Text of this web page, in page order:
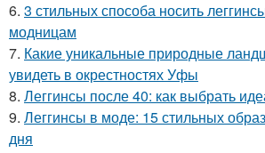
6. 3 стильных способа носить
модницам
7. Какие уникальные природные
увидеть в окрестностях Уфы
8. Леггинсы после 40: как выбрать
9. Леггинсы в моде: 15 стильных
дня